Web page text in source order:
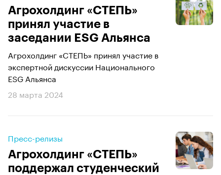
Агрохолдинг «СТЕПЬ»
принял участие в
заседании ESG Альянса
Агрохолдинг «СТЕПЬ» принял участие в
экспертной дискуссии Национального
ESG Альянса
28 марта 2024
Пресс-релизы
​Агрохолдинг «СТЕПЬ»
поддержал студенческий